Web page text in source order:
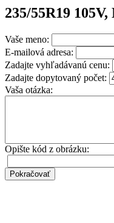
235/55R19
Vaše meno:
E-mailová adresa:
Zadajte vyhľadávanú cenu:
Zadajte dopytovaný počet:
Vaša otázka:
Opište kód z obrázku: